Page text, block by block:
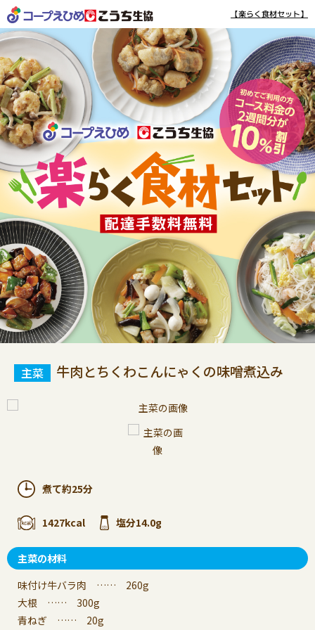
【楽らく食材セット】
牛肉とちくわこんにゃくの味噌煮込み
煮て約25分
1427kcal 塩分14.0g
主菜の材料
味付け牛バラ肉 …… 260g
大根 …… 300g
青ねぎ …… 20g